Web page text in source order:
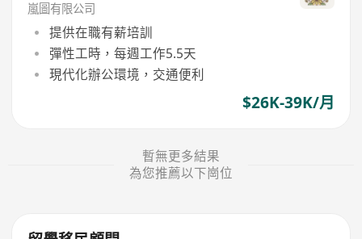
嵐圖有限公司
提供在職有薪培訓
彈性工時，每週工作5.5天
現代化辦公環境，交通便利
$26K-39K/月
暫無更多結果
為您推薦以下崗位